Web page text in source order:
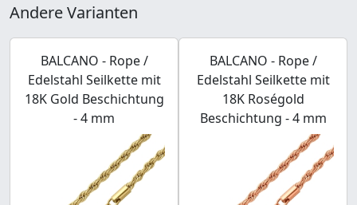
Andere Varianten
BALCANO - Rope /
Edelstahl Seilkette mit
18K Gold Beschichtung
- 4 mm
BALCANO - Rope /
Edelstahl Seilkette mit
18K Roségold
Beschichtung - 4 mm